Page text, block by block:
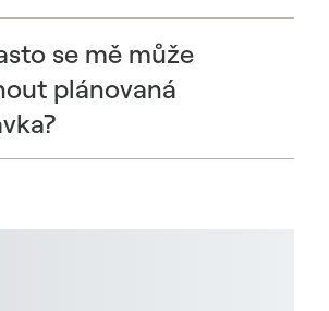
se mě může
plánovaná